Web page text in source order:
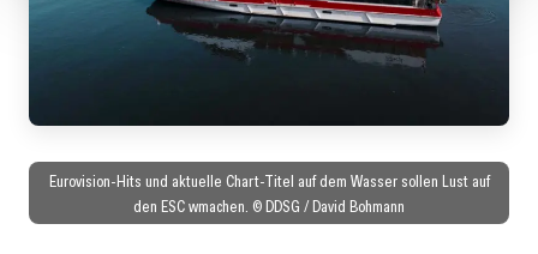
Eurovision-Hits und aktuelle Chart-Titel auf dem Wasser sollen Lust auf
den ESC wmachen. © DDSG / David Bohmann